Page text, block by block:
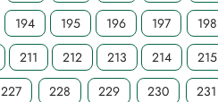
194 195 196 197
198
211 212 213 214
215
227 228 229 230
231